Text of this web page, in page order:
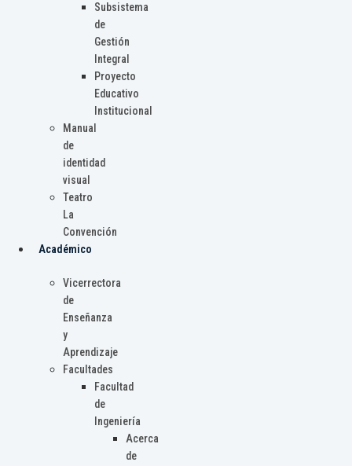
Subsistema
de
Gestión
Integral
Proyecto
Educativo
Institucional
Manual
de
identidad
visual
Teatro
La
Convención
Académico
Vicerrectora
de
Enseñanza
y
Aprendizaje
Facultades
Facultad
de
Ingeniería
Acerca
de